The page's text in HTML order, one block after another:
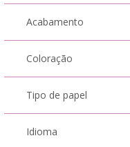
Acabamento
Coloração
Tipo de papel
Idioma